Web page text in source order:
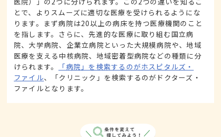
とで、よりスムーズに適切な医療を受けられるようにな
ります。まず病院は20以上の病床を持つ医療機関のこと
を指します。さらに、先進的な医療に取り組む国立病
院、大学病院、企業立病院といった大規模病院や、地域
医療を支える中核病院、地域密着型病院などの種類に分
けられます。
「病院」を検索するのがホスピタルズ・
ファイル、「クリニック」を検索するのがドクターズ・
ファイルとなります。